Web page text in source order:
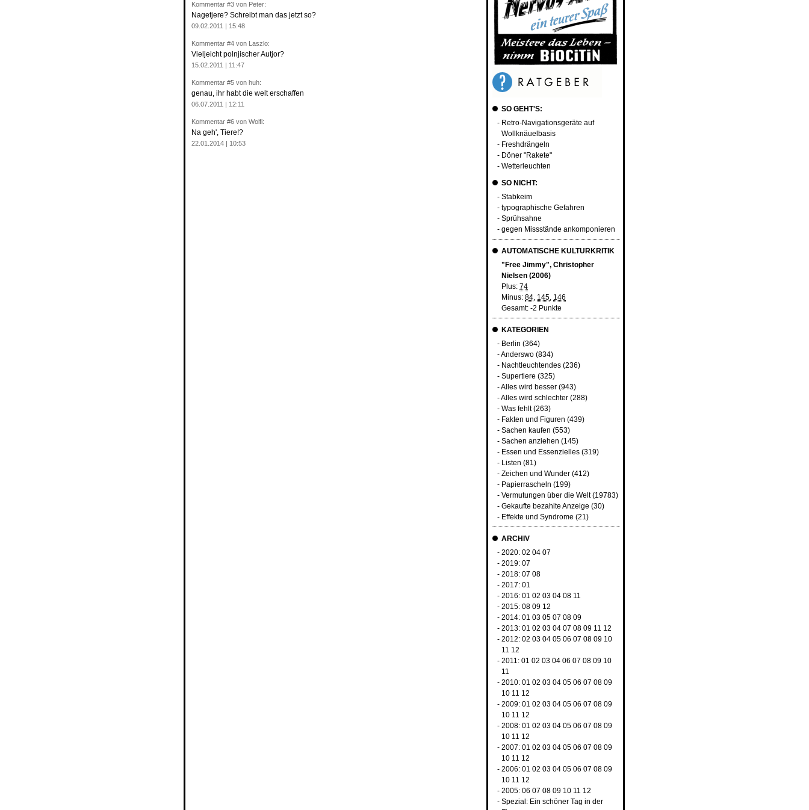
Kommentar #3 von Peter:
Nagetjere? Schreibt man das jetzt so?
09.02.2011 | 15:48
Kommentar #4 von Laszlo:
Vieljeicht polnjischer Autjor?
15.02.2011 | 11:47
Kommentar #5 von huh:
genau, ihr habt die welt erschaffen
06.07.2011 | 12:11
Kommentar #6 von Wolfi:
Na geh', Tiere!?
22.01.2014 | 10:53
SO GEHT'S:
- Retro-Navigationsgeräte auf
Wollknäuelbasis
- Freshdrängeln
- Döner "Rakete"
- Wetterleuchten
SO NICHT:
- Stabkeim
- typographische Gefahren
- Sprühsahne
- gegen Missstände ankomponieren
AUTOMATISCHE KULTURKRITIK
"Free Jimmy", Christopher
Nielsen (2006)
Plus: 74
Minus: 84, 145, 146
Gesamt: -2 Punkte
KATEGORIEN
- Berlin (364)
-Anderswo(834)
- Nachtleuchtendes(236)
- Supertiere (325)
-Alles wird besser(943)
-Alles wird schlechter(288)
- Was fehlt(263)
- Fakten und Figuren (439)
- Sachen kaufen (553)
- Sachen anziehen (145)
- Essen und Essenzielles(319)
- Listen (81)
- Zeichen und Wunder(412)
- Papierrascheln (199)
- Vermutungen über die Welt(19783)
- Gekaufte bezahlte Anzeige (30)
- Effekte und Syndrome (21)
ARCHIV
- 2020: 02 04 07
- 2019: 07
- 2018: 07 08
- 2017: 01
- 2016: 01 02 03 04 08 11
- 2015: 08 09 12
- 2014: 01 03 05 07 08 09
- 2013: 01 02 03 04 07 08 09 11 12
- 2012: 02 03 04 05 06 07 08 09 10
11 12
- 2011: 01 02 03 04 06 07 08 09 10
11
- 2010: 01 02 03 04 05 06 07 08 09
10 11 12
- 2009: 01 02 03 04 05 06 07 08 09
10 11 12
- 2008: 01 02 03 04 05 06 07 08 09
10 11 12
- 2007: 01 02 03 04 05 06 07 08 09
10 11 12
- 2006: 01 02 03 04 05 06 07 08 09
10 11 12
- 2005: 06 07 08 09 10 11 12
- Spezial: Ein schöner Tag in der